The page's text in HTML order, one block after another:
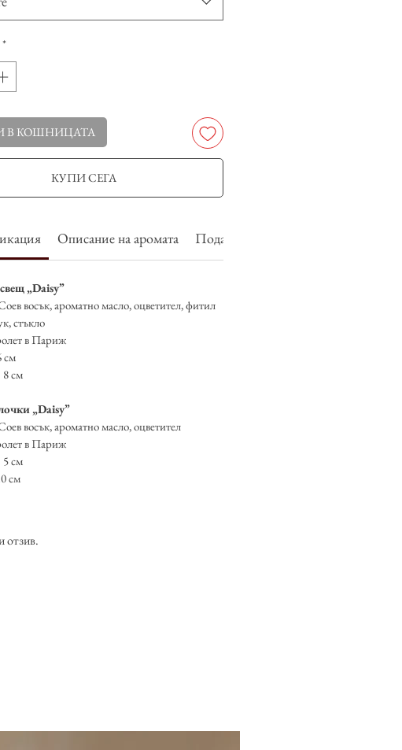
*
В КОШНИЦАТА
КУПИ СЕГА
Описание на аромата Подаръчната кутия включва
„Daisy”
восък, ароматно масло, оцветител, фитил
стъкло
в Париж
см
см
„Daisy”
восък, ароматно масло, оцветител
в Париж
см
см
отзив.